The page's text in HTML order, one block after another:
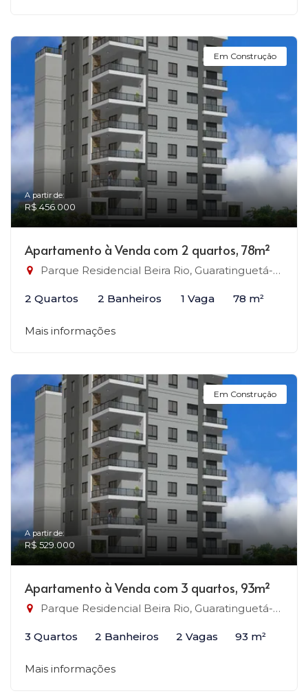
Em Construção
A partir de:
R$ 456.000
Apartamento à Venda com 2 quartos, 78m²
Parque Residencial Beira Rio, Guaratinguetá-SP
2 Quartos 2 Banheiros 1 Vaga 78 m²
Mais informações
Em Construção
A partir de:
R$ 529.000
Apartamento à Venda com 3 quartos, 93m²
Parque Residencial Beira Rio, Guaratinguetá-SP
3 Quartos 2 Banheiros 2 Vagas 93 m²
Mais informações